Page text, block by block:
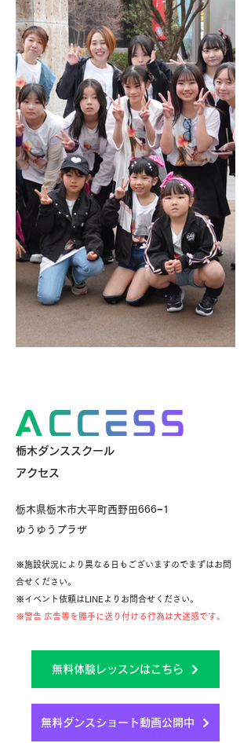
栃木ダンススクール
アクセス
栃木県栃木市大平町西野田666−1
ゆうゆうプラザ
※施設状況により異なる日もございますのでまずはお問
合せください。
※イベント依頼はLINEよりお問合せください。
※警告 広告等を勝手に送り付ける行為は大迷惑です。
無料体験レッスンはこちら
無料ダンスショート動画公開中